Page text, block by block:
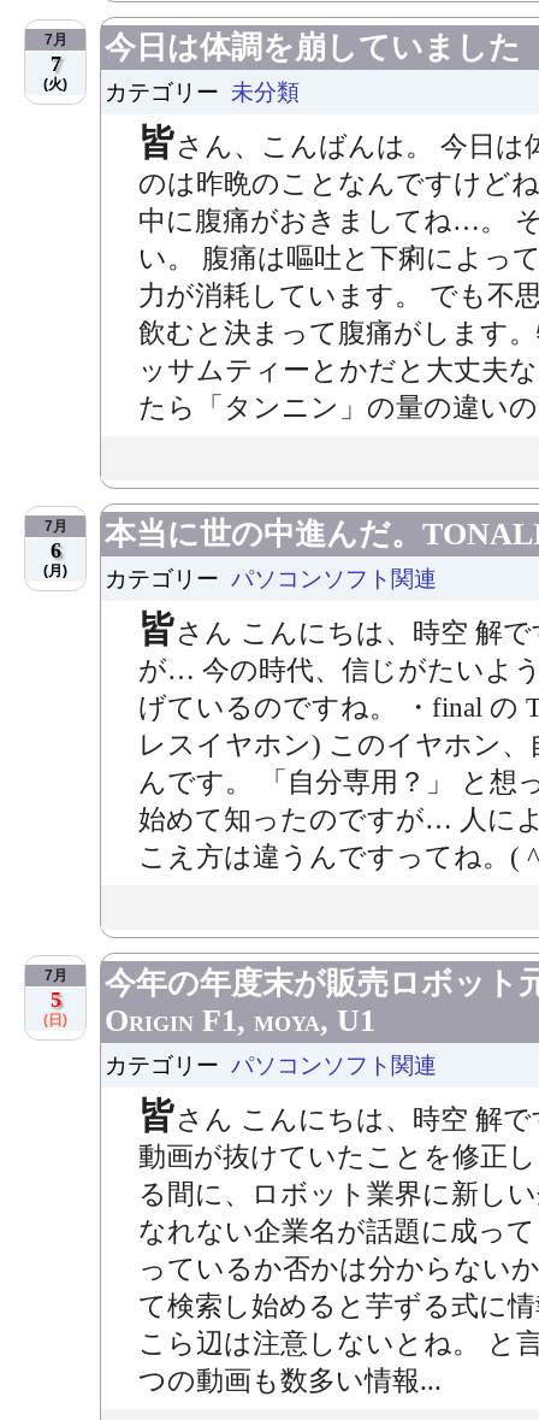
7月
7
(火)
今日は体調を崩していました
カテゴリー 未分類
皆さん、こんばんは。 今日
のは昨晩のことなんですけど
中に腹痛がおきましてね…。
い。 腹痛は嘔吐と下痢によっ
力が消耗しています。 でも不
飲むと決まって腹痛がします
ッサムティーとかだと大丈夫
たら「タンニン」の量の違い
7月
6
(月)
本当に世の中進んだ。
カテゴリー パソコンソフト関連
皆さん こんにちは、時空 解
が… 今の時代、信じがたいよ
げているのですね。 ・final の
レスイヤホン) このイヤホン
んです。 「自分専用？」 と想
始めて知ったのですが… 人に
こえ方は違うんですってね。(
7月
5
(日)
今年の年度末が販売ロボッ
Origin F1, moya, U1
カテゴリー パソコンソフト関連
皆さん こんにちは、時空 解
動画が抜けていたことを修正
る間に、ロボット業界に新し
なれない企業名が話題に成
っているか否かは分からない
て検索し始めると芋ずる式に
こら辺は注意しないとね。 と
つの動画も数多い情報...